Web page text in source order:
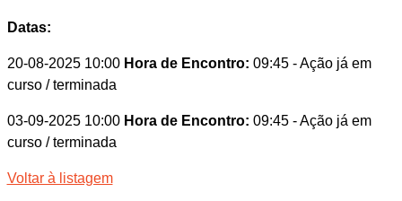
Datas:
20-08-2025 10:00 Hora de Encontro: 09:45 - Ação já em
curso / terminada
03-09-2025 10:00 Hora de Encontro: 09:45 - Ação já em
curso / terminada
Voltar à listagem